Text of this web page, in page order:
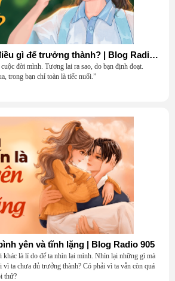
Bạn đã đánh đổi điều gì để trưởng thành? | Blog Radio 906
đời mình. Tương lai ra sao, do bạn định đoạt.
trong bạn chỉ toàn là tiếc nuối.”
yên và tĩnh lặng | Blog Radio 905
là lí do để ta nhìn lại mình. Nhìn lại những gì mà
vì ta chưa đủ trưởng thành? Có phải vì ta vẫn còn quá
thứ?